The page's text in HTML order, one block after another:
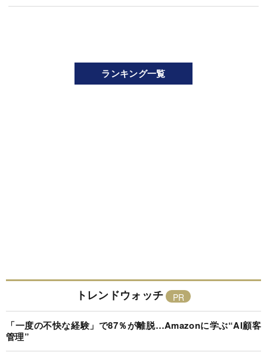
ランキング一覧
トレンドウォッチ
「一度の不快な経験」で87％が離脱…Amazonに学ぶ“AI顧客
管理”